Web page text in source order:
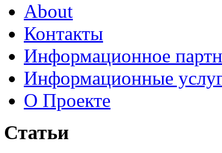
About
Контакты
Информационное
Информационные
О Проекте
Статьи